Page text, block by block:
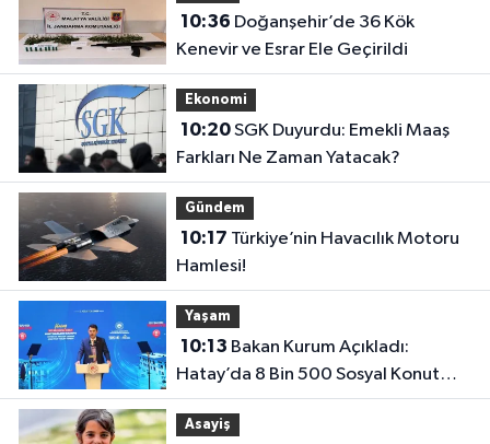
10:36
Kenevir ve Esrar Ele Geçirildi
Ekonomi
10:20SGK Duyurdu: Emekli Maaş
Farkları Ne Zaman Yatacak?
Gündem
10:17
Hamlesi!
Yaşam
10:13
Hatay’da 8 Bin 500 Sosyal Konut
Ekimde Teslim Edilecek..
Asayiş